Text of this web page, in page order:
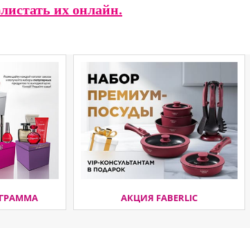
их онлайн.
АКЦИЯ FABERLIC